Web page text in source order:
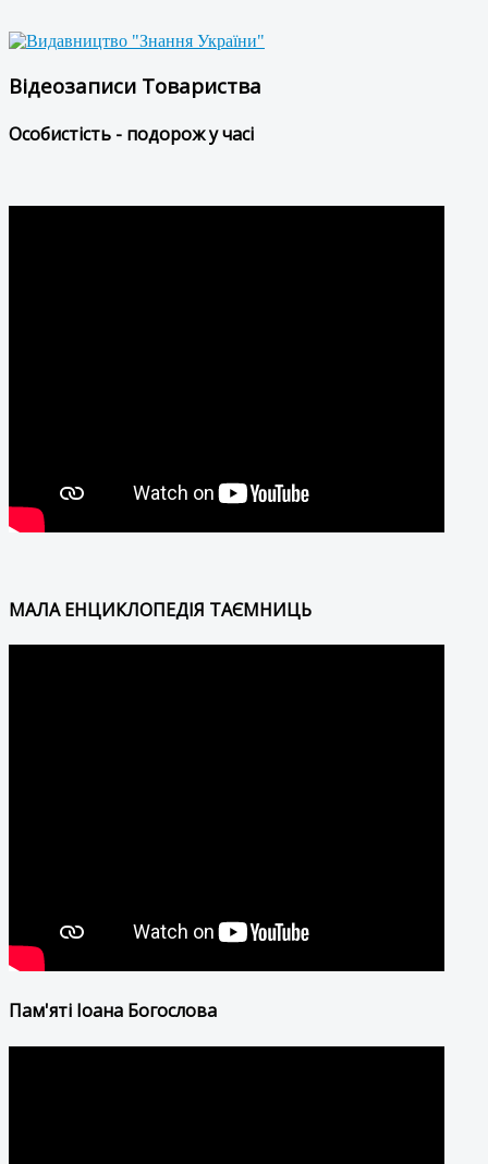
Відеозаписи Товариства
Особистість - подорож у часі
МАЛА ЕНЦИКЛОПЕДІЯ ТАЄМНИЦЬ
Пам'яті Іоана Богослова